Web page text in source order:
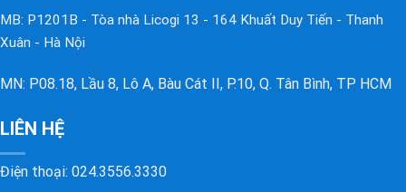
MB: P1201B - Tòa nhà Licogi 13 - 164 Khuất Duy Tiến - Thanh
Xuân - Hà Nội
MN: P08.18, Lầu 8, Lô A, Bàu Cát II, P.10, Q. Tân Bình, TP HCM
LIÊN HỆ
Điện thoại: 024.3556.3330